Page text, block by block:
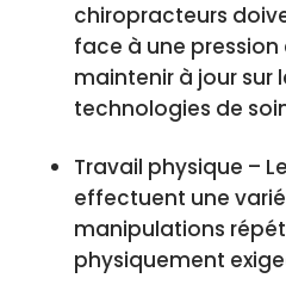
chiropracteurs
face à une
maintenir à jour sur
technologies de
Travail physique –
effectuent une
manipulations
physiquement